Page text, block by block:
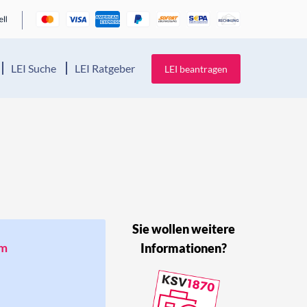
LEI Suche LEI Ratgeber LEI beantragen
Sie wollen weitere
Informationen?